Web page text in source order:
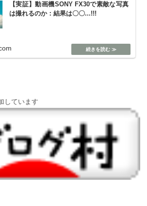
【実証】動画機SONY FX30で素敵な写真
は撮れるのか：結果は〇〇...!!!
しています